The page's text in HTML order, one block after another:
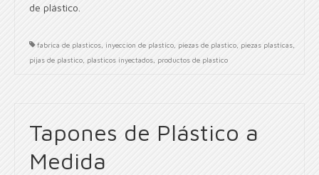
de plástico.
fabrica de plasticos inyeccion de plastico piezas de plastico piezas plasticas
pijas de plastico plasticos inyectados productos de plastico
Tapones de Plástico a
Medida